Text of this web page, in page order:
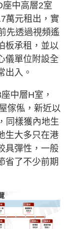
中高層2室
萬元租出，實
先透過視頻遙
板承租，並以
儀單位附設全
出入。
中層H室，
傢俬，新近以
同樣獲內地生
生大多只在港
具彈性，一般
省了不少前期